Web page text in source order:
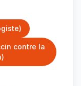
contre la